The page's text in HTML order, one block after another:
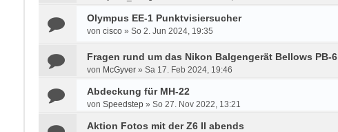
Olympus EE-1 Punktvisiersucher
von cisco» So 2. Jun 2024, 19:35
Fragen rund um das Nikon Balgengerät Bellows PB-6
von McGyver» Sa 17. Feb 2024, 19:46
Abdeckung für MH-22
von Speedstep» So 27. Nov 2022, 13:21
Aktion Fotos mit der Z6 II abends